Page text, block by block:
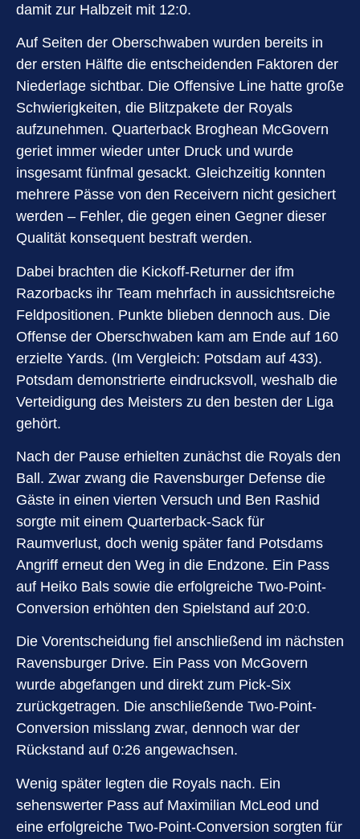
damit zur Halbzeit mit 12:0.
Auf Seiten der Oberschwaben wurden bereits in
der ersten Hälfte die entscheidenden Faktoren der
Niederlage sichtbar. Die Offensive Line hatte große
Schwierigkeiten, die Blitzpakete der Royals
aufzunehmen. Quarterback Broghean McGovern
geriet immer wieder unter Druck und wurde
insgesamt fünfmal gesackt. Gleichzeitig konnten
mehrere Pässe von den Receivern nicht gesichert
werden – Fehler, die gegen einen Gegner dieser
Qualität konsequent bestraft werden.
Dabei brachten die Kickoff-Returner der ifm
Razorbacks ihr Team mehrfach in aussichtsreiche
Feldpositionen. Punkte blieben dennoch aus. Die
Offense der Oberschwaben kam am Ende auf 160
erzielte Yards. (Im Vergleich: Potsdam auf 433).
Potsdam demonstrierte eindrucksvoll, weshalb die
Verteidigung des Meisters zu den besten der Liga
gehört.
Nach der Pause erhielten zunächst die Royals den
Ball. Zwar zwang die Ravensburger Defense die
Gäste in einen vierten Versuch und Ben Rashid
sorgte mit einem Quarterback-Sack für
Raumverlust, doch wenig später fand Potsdams
Angriff erneut den Weg in die Endzone. Ein Pass
auf Heiko Bals sowie die erfolgreiche Two-Point-
Conversion erhöhten den Spielstand auf 20:0.
Die Vorentscheidung fiel anschließend im nächsten
Ravensburger Drive. Ein Pass von McGovern
wurde abgefangen und direkt zum Pick-Six
zurückgetragen. Die anschließende Two-Point-
Conversion misslang zwar, dennoch war der
Rückstand auf 0:26 angewachsen.
Wenig später legten die Royals nach. Ein
sehenswerter Pass auf Maximilian McLeod und
eine erfolgreiche Two-Point-Conversion sorgten für